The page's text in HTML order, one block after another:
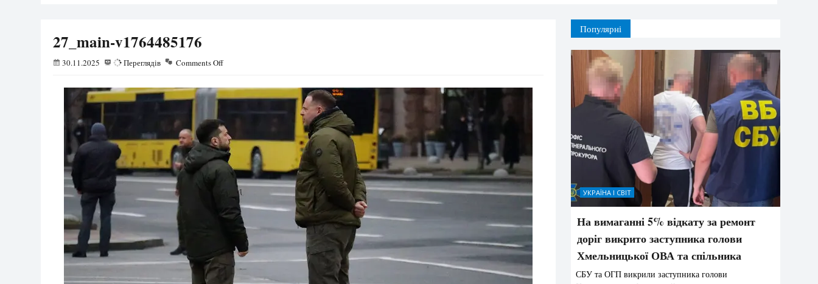
27_main-v1764485176
30.11.2025 17Переглядів Comments Off
Популярні
УКРАЇНА І СВІТ
На вимаганні 5% відкату за ремонт
доріг викрито заступника голови
Хмельницької ОВА та спільника
СБУ та ОГП викрили заступника голови